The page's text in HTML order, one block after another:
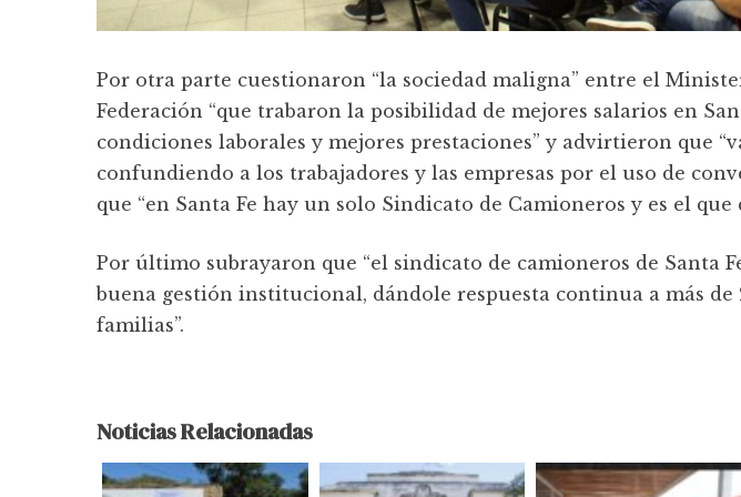
Por otra parte cuestionaron “la sociedad maligna” entre el
Federación “que trabaron la posibilidad de mejores salarios en
condiciones laborales y mejores prestaciones” y advirtieron que
confundiendo a los trabajadores y las empresas por el uso de
que “en Santa Fe hay un solo Sindicato de Camioneros y es el que
Por último subrayaron que “el sindicato de camioneros de Santa
buena gestión institucional, dándole respuesta continua a más de
familias”.
Noticias Relacionadas